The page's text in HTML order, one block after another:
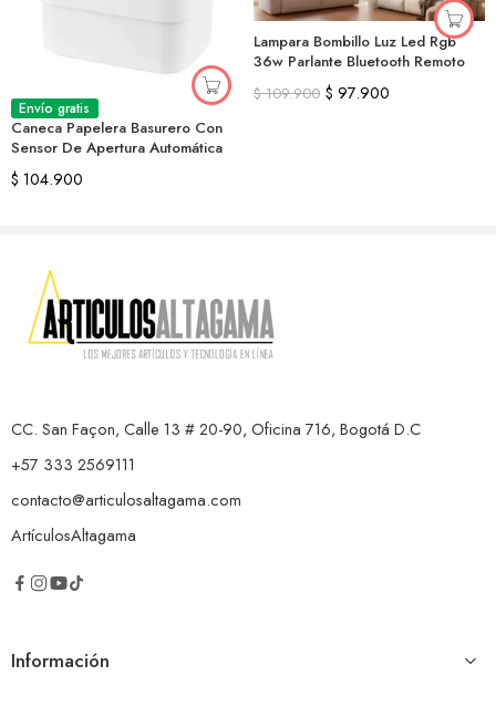
Envío gratis
Caneca Papelera Basurero Con
Sensor De Apertura Automática
$ 104.900
Lampara Bombillo Luz Led Rgb
36w Parlante Bluetooth Remoto
$109.900 $ 97.900
CC. San Façon, Calle 13 # 20-90, Oficina 716, Bogotá D.C
+57 333 2569111
contacto@articulosaltagama.com
ArtículosAltagama
Información